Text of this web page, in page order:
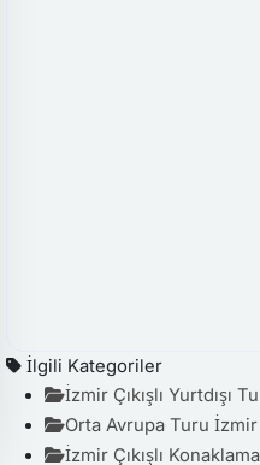
İlgili Kategoriler
İzmir Çıkışlı Yurtdışı
Orta Avrupa Turu İzmir
İzmir Çıkışlı